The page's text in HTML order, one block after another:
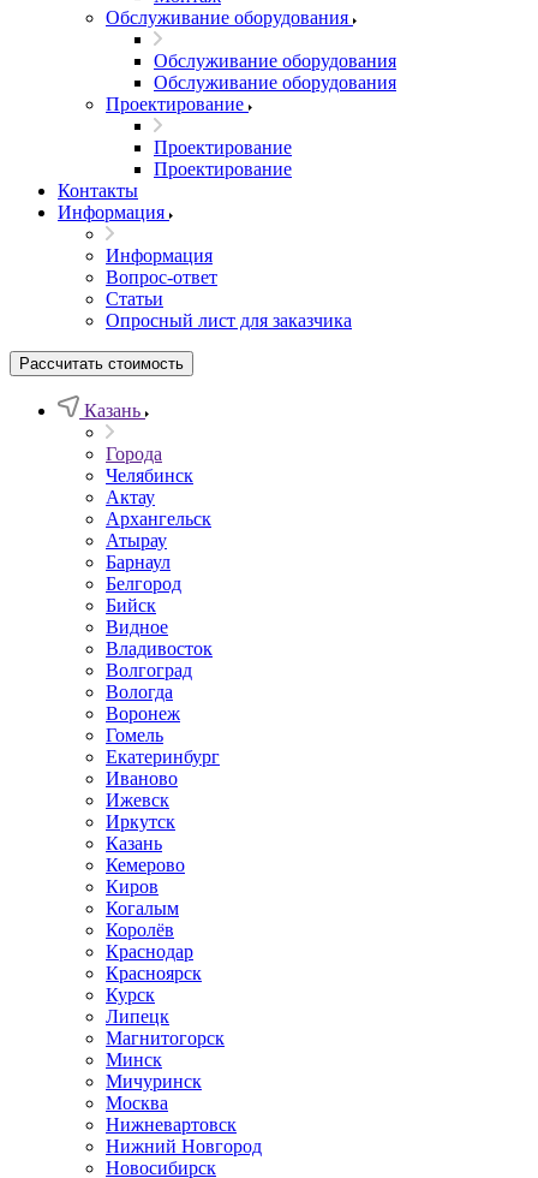
Обслуживание оборудования
Обслуживание оборудования
Обслуживание оборудования
Проектирование
Проектирование
Проектирование
Контакты
Информация
Информация
Вопрос-ответ
Статьи
Опросный лист для заказчика
Рассчитать стоимость
Казань
Города
Челябинск
Актау
Архангельск
Атырау
Барнаул
Белгород
Бийск
Видное
Владивосток
Волгоград
Вологда
Воронеж
Гомель
Екатеринбург
Иваново
Ижевск
Иркутск
Казань
Кемерово
Киров
Когалым
Королёв
Краснодар
Красноярск
Курск
Липецк
Магнитогорск
Минск
Мичуринск
Москва
Нижневартовск
Нижний Новгород
Новосибирск